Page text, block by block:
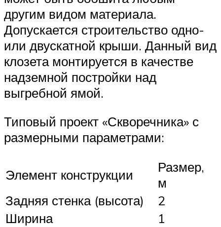
другим видом материала.
Допускается строительство одно-
или двускатной крыши. Данный вид
клозета монтируется в качестве
надземной постройки над
выгребной ямой.
Типовый проект «Скворечника» с
размерными параметрами:
Элемент конструкции
Размер,
м
Задняя стенка (высота)
2
Ширина
1